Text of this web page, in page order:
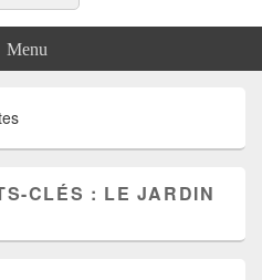
Menu
CLÉS : LE JARDIN